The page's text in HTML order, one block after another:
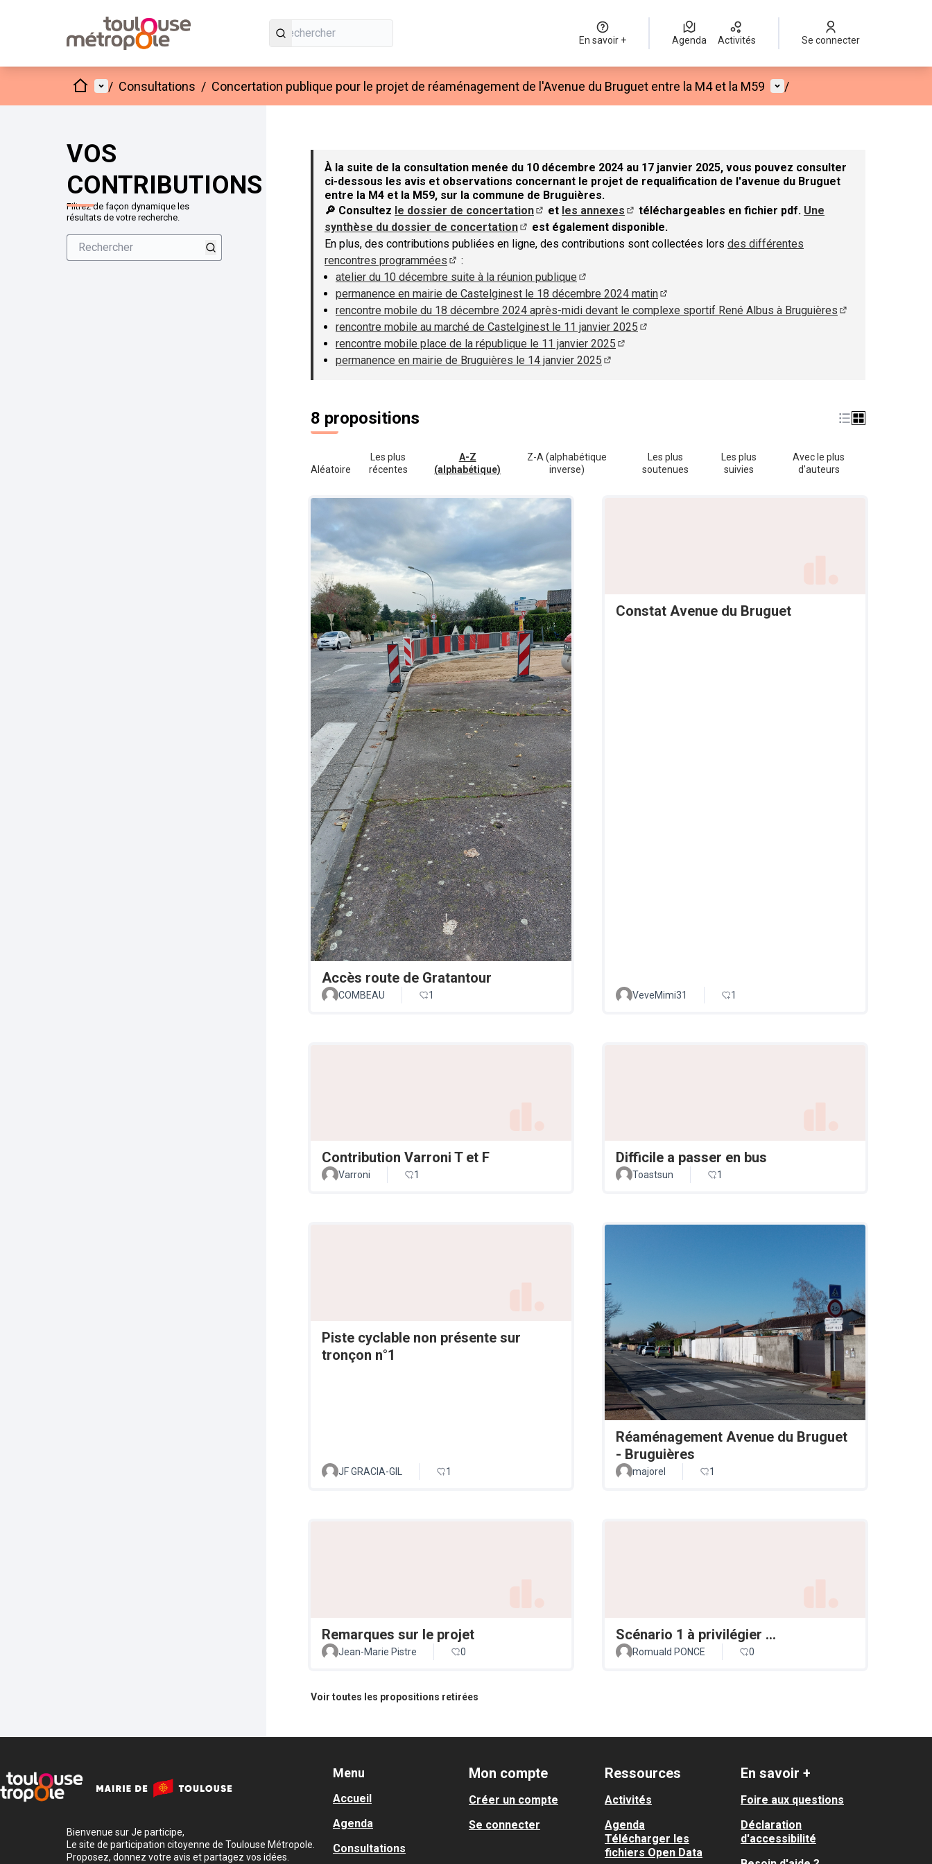
En savoir + Agenda Activités Se connecter
AccueilMenu principal
/ Consultations / Concertation publique pour le projet de réaménagement de l'Avenue du Bruguet entre la M4 et la M59 Menu utilisateur
/
VOS
CONTRIBUTIONS
Filtrez de façon dynamique les
résultats de votre recherche.
À la suite de la consultation menée du 10 décembre 2024 au 17 janvier 2025, vous pouvez consulter
ci-dessous les avis et observations concernant le projet de requalification de l'avenue du Bruguet
entre la M4 et la M59, sur la commune de Bruguières.
🔎 Consultez le dossier de concertation
(S'ouvre dans un nouvel onglet)
et les annexes
(S'ouvre dans un nouvel onglet)
téléchargeables en fichier pdf. Une
synthèse du dossier de concertation
(S'ouvre dans un nouvel onglet)
est également disponible.
En plus, des contributions publiées en ligne, des contributions sont collectées lors des différentes
rencontres programmées
(S'ouvre dans un nouvel onglet)
:
atelier du 10 décembre suite à la réunion publique
(S'ouvre dans un nouvel onglet)
permanence en mairie de Castelginest le 18 décembre 2024 matin
(S'ouvre dans un nouvel onglet)
rencontre mobile du 18 décembre 2024 après-midi devant le complexe sportif René Albus à Bruguières
rencontre mobile au marché de Castelginest le 11 janvier 2025
rencontre mobile place de la république le 11 janvier 2025
permanence en mairie de Bruguières le 14 janvier 2025
8 propositions
Aléatoire
Les plus
récentes
A-Z
(alphabétique)
Z-A (alphabétique
inverse)
Les plus
soutenues
Les plus
suivies
Avec le plus
d'auteurs
Accès route de Gratantour
COMBEAU 1
Constat Avenue du Bruguet
VeveMimi31 1
Contribution Varroni T et F
Varroni 1
Difficile a passer en bus
Toastsun 1
Piste cyclable non présente sur
tronçon n°1
JF GRACIA-GIL 1
Réaménagement Avenue du Bruguet
- Bruguières
majorel 1
Remarques sur le projet
Jean-Marie Pistre 0
Scénario 1 à privilégier ...
Romuald PONCE 0
Voir toutes les propositions retirées
Bienvenue sur Je participe,
Le site de participation citoyenne de Toulouse Métropole.
Proposez, donnez votre avis et partagez vos idées.
Menu
Accueil
Agenda
Consultations
Mon compte
Créer un compte
Se connecter
Ressources
Activités
Agenda
Télécharger les
fichiers Open Data
En savoir +
Foire aux questions
Déclaration
d'accessibilité